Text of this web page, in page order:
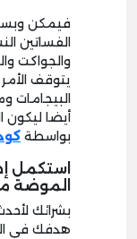
فيمكن
الفساتين
والجواكت
يتوقف
البيجامات
أيضا ليكون
بواسطة
استكمل
الموضة
بشرائك
هدفك في